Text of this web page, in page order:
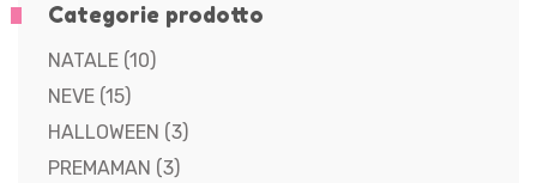
Categorie prodotto
NATALE (10)
NEVE (15)
HALLOWEEN (3)
PREMAMAN (3)